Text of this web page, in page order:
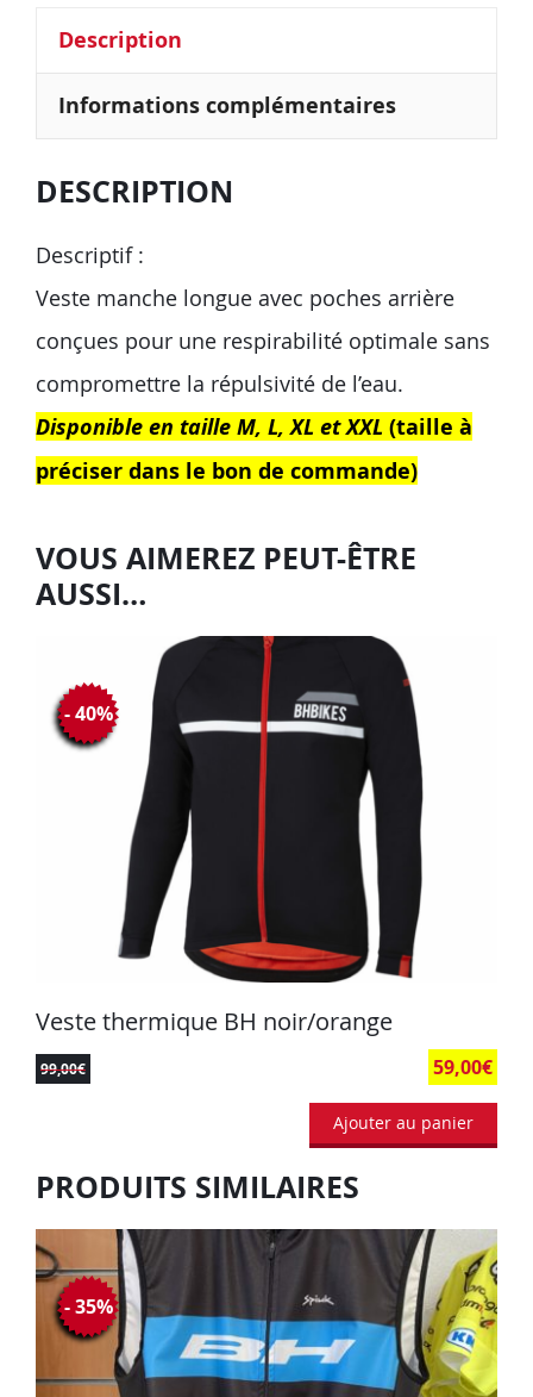
Description
Informations complémentaires
DESCRIPTION
Descriptif :
Veste manche longue avec poches arrière
conçues pour une respirabilité optimale sans
compromettre la répulsivité de l’eau.
Disponible en taille M, L, XL et XXL (taille à
préciser dans le bon de commande)
VOUS AIMEREZ PEUT-ÊTRE
AUSSI…
Veste thermique BH noir/orange
99,00€ 59,00€
- 40%
Ajouter au panier
PRODUITS SIMILAIRES
- 35%